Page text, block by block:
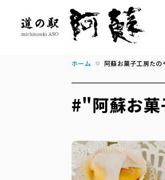
ホーム 阿蘇お菓子工房たの
#"阿蘇お